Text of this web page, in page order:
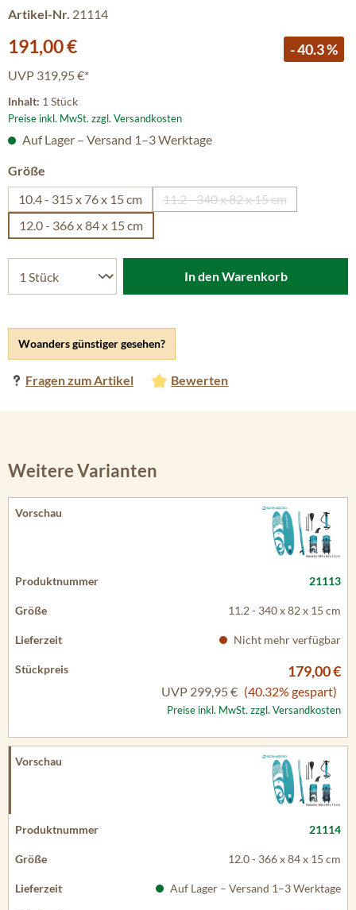
Artikel-Nr. 21114
Verkaufspreis:
191,00 € - 40.3 %
UVP 319,95 €*
Inhalt: 1 Stück
Preise inkl. MwSt. zzgl. Versandkosten
Woanders günstiger gesehen?
Fragen zum Artikel Bewerten
Auf Lager – Versand 1–3 Werktage
Größe
10.4 - 315 x 76 x 15 cm
11.2 - 340 x 82 x 15 cm
(Diese Option ist zurzeit
12.0 - 366 x 84 x 15 cm
In den Warenkorb
Weitere Varianten
21113
11.2 - 340 x 82 x 15 cm
Nicht mehr verfügbar
179,00 €
UVP 299,95 € (40.32% gespart)
Preise inkl. MwSt. zzgl. Versandkosten
21114
12.0 - 366 x 84 x 15 cm
Auf Lager – Versand 1–3 Werktage